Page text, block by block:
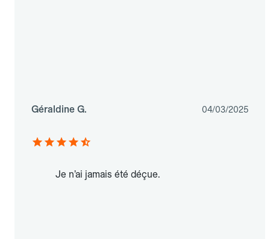
Géraldine G. 04/03/2025
Je n’ai jamais été déçue.